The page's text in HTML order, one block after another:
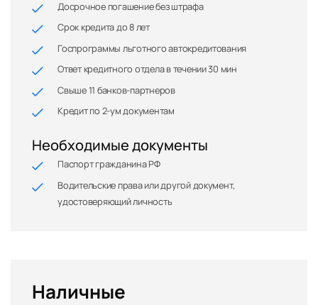
Досрочное погашение без штрафа
Срок кредита до 8 лет
Госпрограммы льготного автокредитования
Ответ кредитного отдела в течении 30 мин
Свыше 11 банков-партнеров
Кредит по 2-ум документам
Необходимые документы
Паспорт гражданина РФ
Водительские права или другой документ,
удостоверяющий личность
Наличные